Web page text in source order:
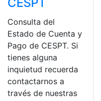
Consulta del
Estado de Cuenta y
Pago de CESPT. Si
tienes alguna
inquietud recuerda
contactarnos a
través de nuestras